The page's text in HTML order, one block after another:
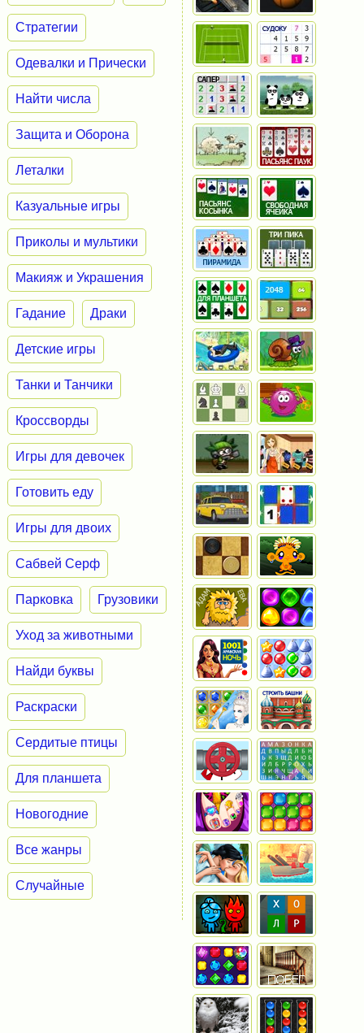
Стратегии
Одевалки и Прически
Найти числа
Защита и Оборона
Леталки
Казуальные игры
Приколы и мультики
Макияж и Украшения
Гадание Драки
Детские игры
Танки и Танчики
Кроссворды
Игры для девочек
Готовить еду
Игры для двоих
Сабвей Серф
Парковка Грузовики
Уход за животными
Найди буквы
Раскраски
Сердитые птицы
Для планшета
Новогодние
Все жанры
Случайные